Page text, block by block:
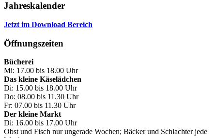
Jahreskalender
Jetzt im Download Bereich
Öffnungszeiten
Bücherei
Mi: 17.00 bis 18.00 Uhr
Das kleine Käselädchen
Di: 15.00 bis 18.00 Uhr
Do: 08.00 bis 11.30 Uhr
Fr: 07.00 bis 11.30 Uhr
Der kleine Markt
Di: 16.00 bis 17.00 Uhr
Obst und Fisch nur ungerade Wochen; Bäcker und Schlachter jede